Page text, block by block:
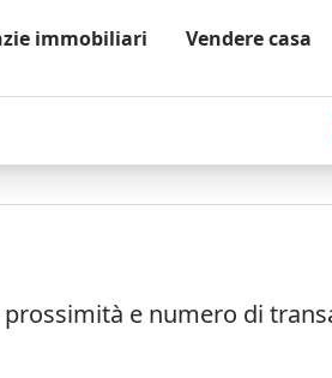
immobiliari Vendere casa
e numero di